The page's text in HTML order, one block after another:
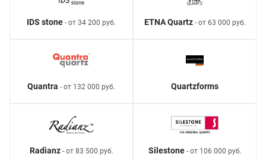
IDS stone - от 34 200 руб. ETNA Quartz- от 63 000 руб.
Quantra - от 132 000 руб. Quartzforms
Radianz- от 83 500 руб. Silestone- от 106 000 руб.